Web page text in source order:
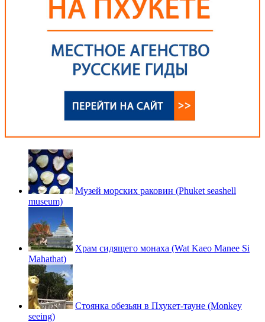
Музей морских раковин (Phuket seashell
museum)
Храм сидящего монаха (Wat Kaeo Manee Si
Mahathat)
Стоянка обезьян в Пхукет-тауне (Monkey
seeing)